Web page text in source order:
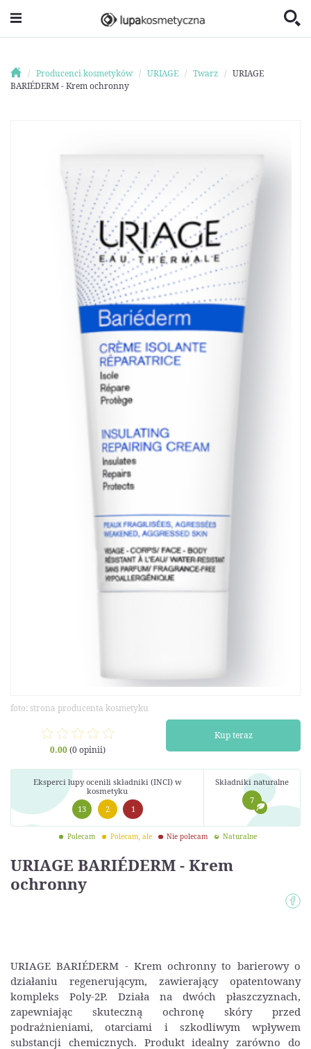
Producenci kosmetyków URIAGE Twarz
URIAGE
BARIÉDERM - Krem ochronny
URIAGE BARIÉDERM - Krem
ochronny
foto: strona producenta kosmetyku
0.00(0 opinii)
Kup teraz
Eksperci lupy ocenili składniki (INCI) w
kosmetyku
13
2 1
Składniki naturalne
7
Polecam Polecam, ale Nie polecam Naturalne
URIAGE BARIÉDERM - Krem ochronny to barierowy o
działaniu regenerującym, zawierający opatentowany
kompleks Poly-2P. Działa na dwóch płaszczyznach,
zapewniając skuteczną ochronę skóry przed
podrażnieniami, otarciami i szkodliwym wpływem
substancji chemicznych. Produkt idealny zarówno do